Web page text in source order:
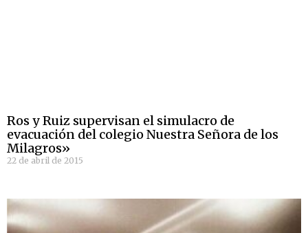
Ros y Ruiz supervisan el simulacro de
evacuación del colegio Nuestra Señora de los
Milagros»
22 de abril de 2015